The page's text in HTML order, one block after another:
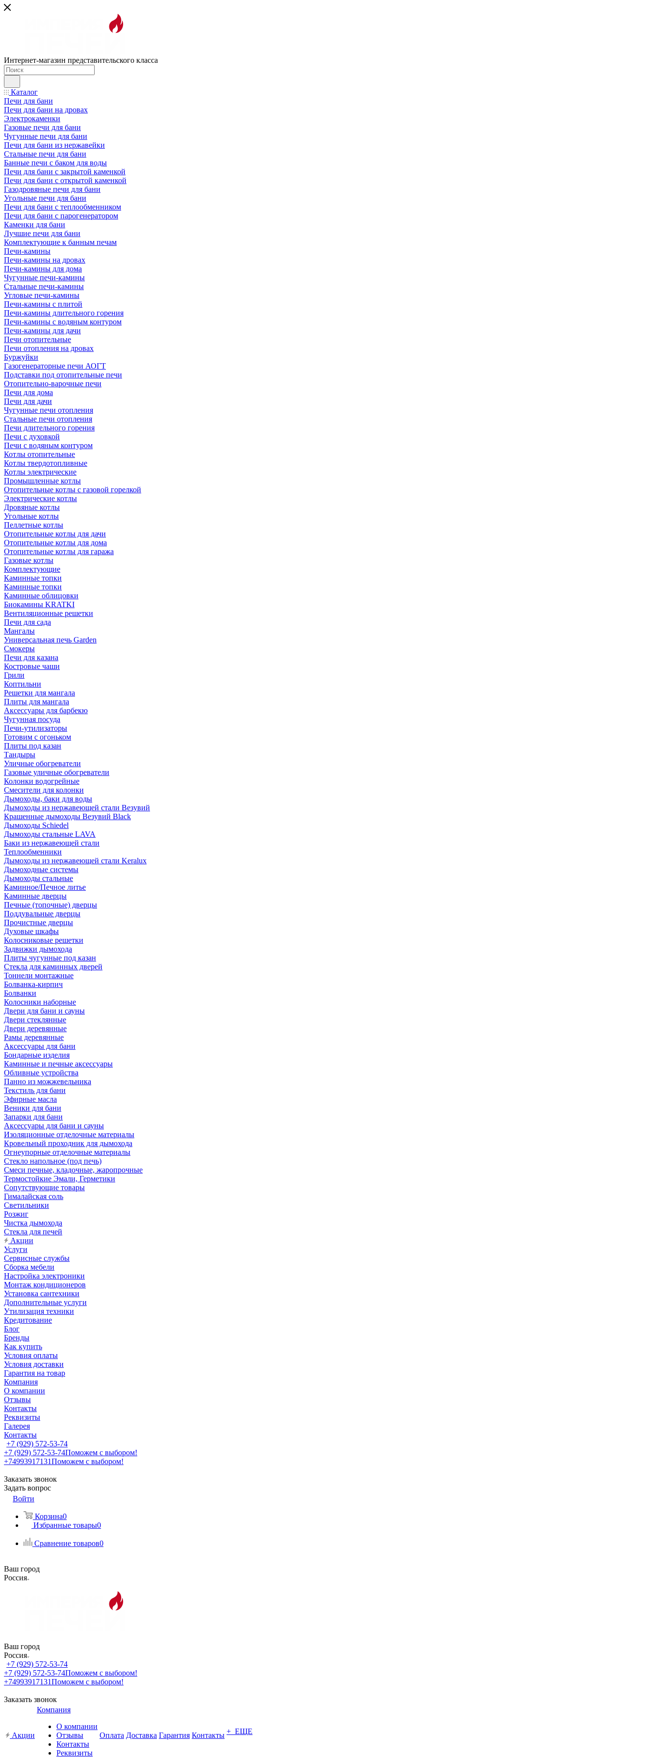
Интернет-магазин представительского класса
Каталог
Печи для бани
Печи для бани на дровах
Электрокаменки
Газовые печи для бани
Чугунные печи для бани
Печи для бани из нержавейки
Стальные печи для бани
Банные печи с баком для воды
Печи для бани с закрытой каменкой
Печи для бани с открытой каменкой
Газодровяные печи для бани
Угольные печи для бани
Печи для бани с теплообменником
Печи для бани с парогенератором
Каменки для бани
Лучшие печи для бани
Комплектующие к банным печам
Печи-камины
Печи-камины на дровах
Печи-камины для дома
Чугунные печи-камины
Стальные печи-камины
Угловые печи-камины
Печи-камины с плитой
Печи-камины длительного горения
Печи-камины с водяным контуром
Печи-камины для дачи
Печи отопительные
Печи отопления на дровах
Буржуйки
Газогенераторные печи АОГТ
Подставки под отопительные печи
Отопительно-варочные печи
Печи для дома
Печи для дачи
Чугунные печи отопления
Стальные печи отопления
Печи длительного горения
Печи с духовкой
Печи с водяным контуром
Котлы отопительные
Котлы твердотопливные
Котлы электрические
Промышленные котлы
Отопительные котлы с газовой горелкой
Электрические котлы
Дровяные котлы
Угольные котлы
Пеллетные котлы
Отопительные котлы для дачи
Отопительные котлы для дома
Отопительные котлы для гаража
Газовые котлы
Комплектующие
Каминные топки
Каминные топки
Каминные облицовки
Биокамины KRATKI
Вентиляционные решетки
Печи для сада
Мангалы
Универсальная печь Garden
Смокеры
Печи для казана
Костровые чаши
Грили
Коптильни
Решетки для мангала
Плиты для мангала
Аксессуары для барбекю
Чугунная посуда
Печи-утилизаторы
Готовим с огоньком
Плиты под казан
Тандыры
Уличные обогреватели
Газовые уличные обогреватели
Колонки водогрейные
Смесители для колонки
Дымоходы, баки для воды
Дымоходы из нержавеющей стали Везувий
Крашенные дымоходы Везувий Black
Дымоходы Schiedel
Дымоходы стальные LAVA
Баки из нержавеющей стали
Теплообменники
Дымоходы из нержавеющей стали Keralux
Дымоходные системы
Дымоходы стальные
Каминное/Печное литье
Каминные дверцы
Печные (топочные) дверцы
Поддувальные дверцы
Прочистные дверцы
Духовые шкафы
Колосниковые решетки
Задвижки дымохода
Плиты чугунные под казан
Стекла для каминных дверей
Тоннели монтажные
Болванка-кирпич
Болванки
Колосники наборные
Двери для бани и сауны
Двери стеклянные
Двери деревянные
Рамы деревянные
Аксессуары для бани
Бондарные изделия
Каминные и печные аксессуары
Обливные устройства
Панно из можжевельника
Текстиль для бани
Эфирные масла
Веники для бани
Запарки для бани
Аксессуары для бани и сауны
Изоляционные отделочные материалы
Кровельный проходник для дымохода
Огнеупорные отделочные материалы
Стекло напольное (под печь)
Смеси печные, кладочные, жаропрочные
Термостойкие Эмали, Герметики
Сопутствующие товары
Гималайская соль
Светильники
Розжиг
Чистка дымохода
Стекла для печей
Акции
Услуги
Сервисные службы
Сборка мебели
Настройка электроники
Монтаж кондиционеров
Установка сантехники
Дополнительные услуги
Утилизация техники
Кредитование
Блог
Бренды
Как купить
Условия оплаты
Условия доставки
Гарантия на товар
Компания
О компании
Отзывы
Контакты
Реквизиты
Галерея
Контакты
+7 (929) 572-53-74
+7 (929) 572-53-74Поможем с выбором!
+74993917131Поможем с выбором!
Заказать звонок
Задать вопрос
Войти
Корзина0
Избранные товары0
Сравнение товаров0
Ваш город
Россия
Ваш город
Россия
+7 (929) 572-53-74
+7 (929) 572-53-74Поможем с выбором!
+74993917131Поможем с выбором!
Заказать звонок
Акции
Компания
О компании
Отзывы
Контакты
Реквизиты
Оплата Доставка Гарантия Контакты + ЕЩЕ